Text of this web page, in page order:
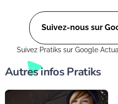
ce soit dans un petit coin de
verdoyant. Suivez-nous sur
Suivez Pratiks sur Google
Autres infos Pratiks